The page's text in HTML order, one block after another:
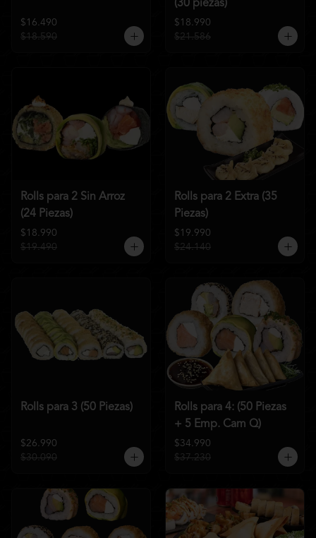
$16.490
$18.590
(30 piezas)
$18.990
$21.586
Rolls para 2 Sin Arroz
(24 Piezas)
$18.990
$19.490
Rolls para 2 Extra (35
Piezas)
$19.990
$24.140
Rolls para 3 (50 Piezas)
$26.990
$30.090
Rolls para 4: (50 Piezas
+ 5 Emp. Cam Q)
$34.990
$37.230